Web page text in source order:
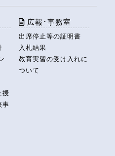
授
事
広報･事務室
出席停止等の証明書
入札結果
教育実習の受け入れに
ついて